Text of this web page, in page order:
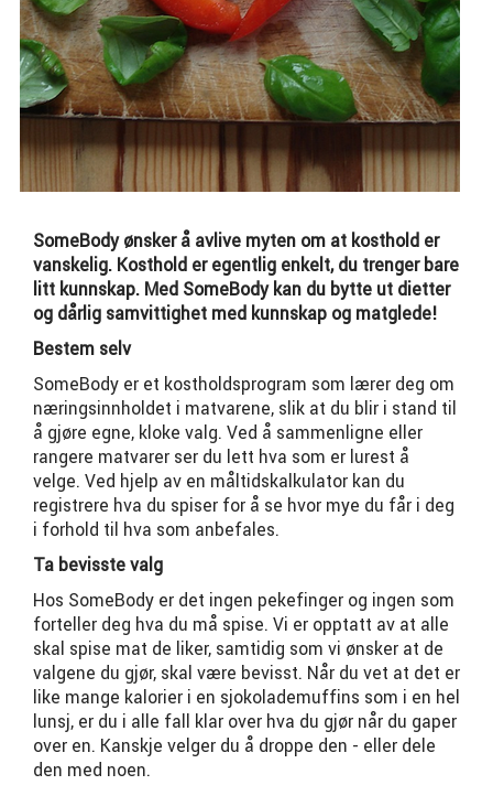
SomeBody ønsker å avlive myten om at kosthold er
vanskelig. Kosthold er egentlig enkelt, du trenger bare
litt kunnskap. Med SomeBody kan du bytte ut dietter
og dårlig samvittighet med kunnskap og matglede!
Bestem selv
SomeBody er et kostholdsprogram som lærer deg om
næringsinnholdet i matvarene, slik at du blir i stand til
å gjøre egne, kloke valg. Ved å sammenligne eller
rangere matvarer ser du lett hva som er lurest å
velge. Ved hjelp av en måltidskalkulator kan du
registrere hva du spiser for å se hvor mye du får i deg
i forhold til hva som anbefales.
Ta bevisste valg
Hos SomeBody er det ingen pekefinger og ingen som
forteller deg hva du må spise. Vi er opptatt av at alle
skal spise mat de liker, samtidig som vi ønsker at de
valgene du gjør, skal være bevisst. Når du vet at det er
like mange kalorier i en sjokolademuffins som i en hel
lunsj, er du i alle fall klar over hva du gjør når du gaper
over en. Kanskje velger du å droppe den - eller dele
den med noen.